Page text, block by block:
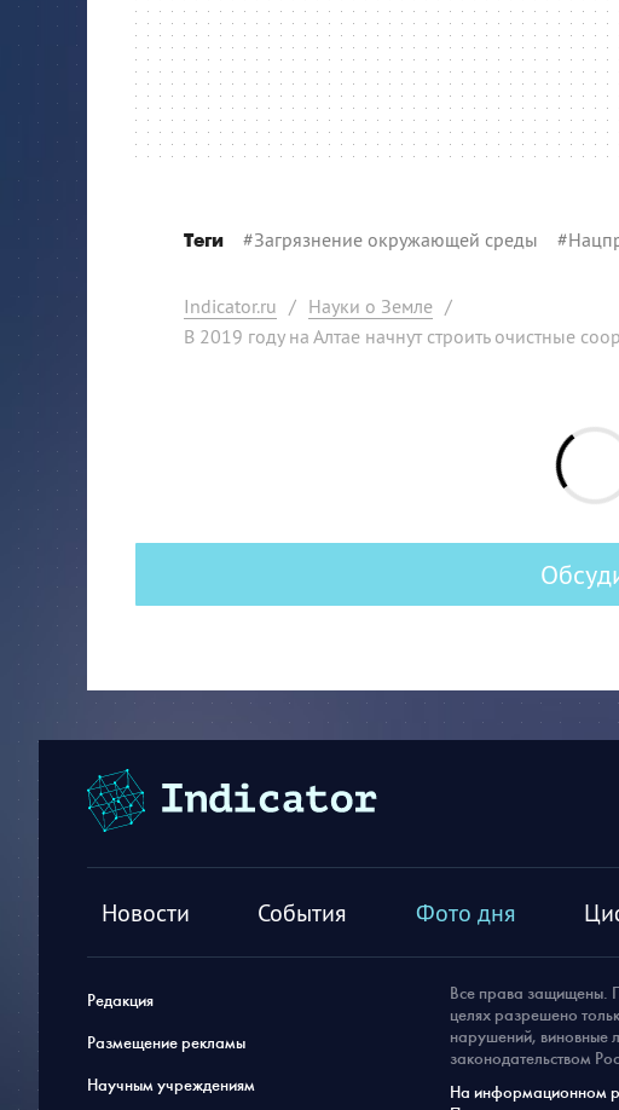
Теги #Загрязнение окружающей среды #
Indicator.ru / Науки о Земле /
В 2019 году на Алтае начнут строить очистные
Новости События Фото дня
Редакция
Размещение рекламы
Научным учреждениям
Все права защищены.
целях разрешено
нарушений, виновные
законодательством
На информационном